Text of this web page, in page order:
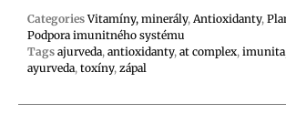
Categories Vitamíny, minerály, Antioxidanty,
Podpora imunitného systému
Tags ajurveda, antioxidanty, at complex, imunita
ayurveda, toxíny, zápal